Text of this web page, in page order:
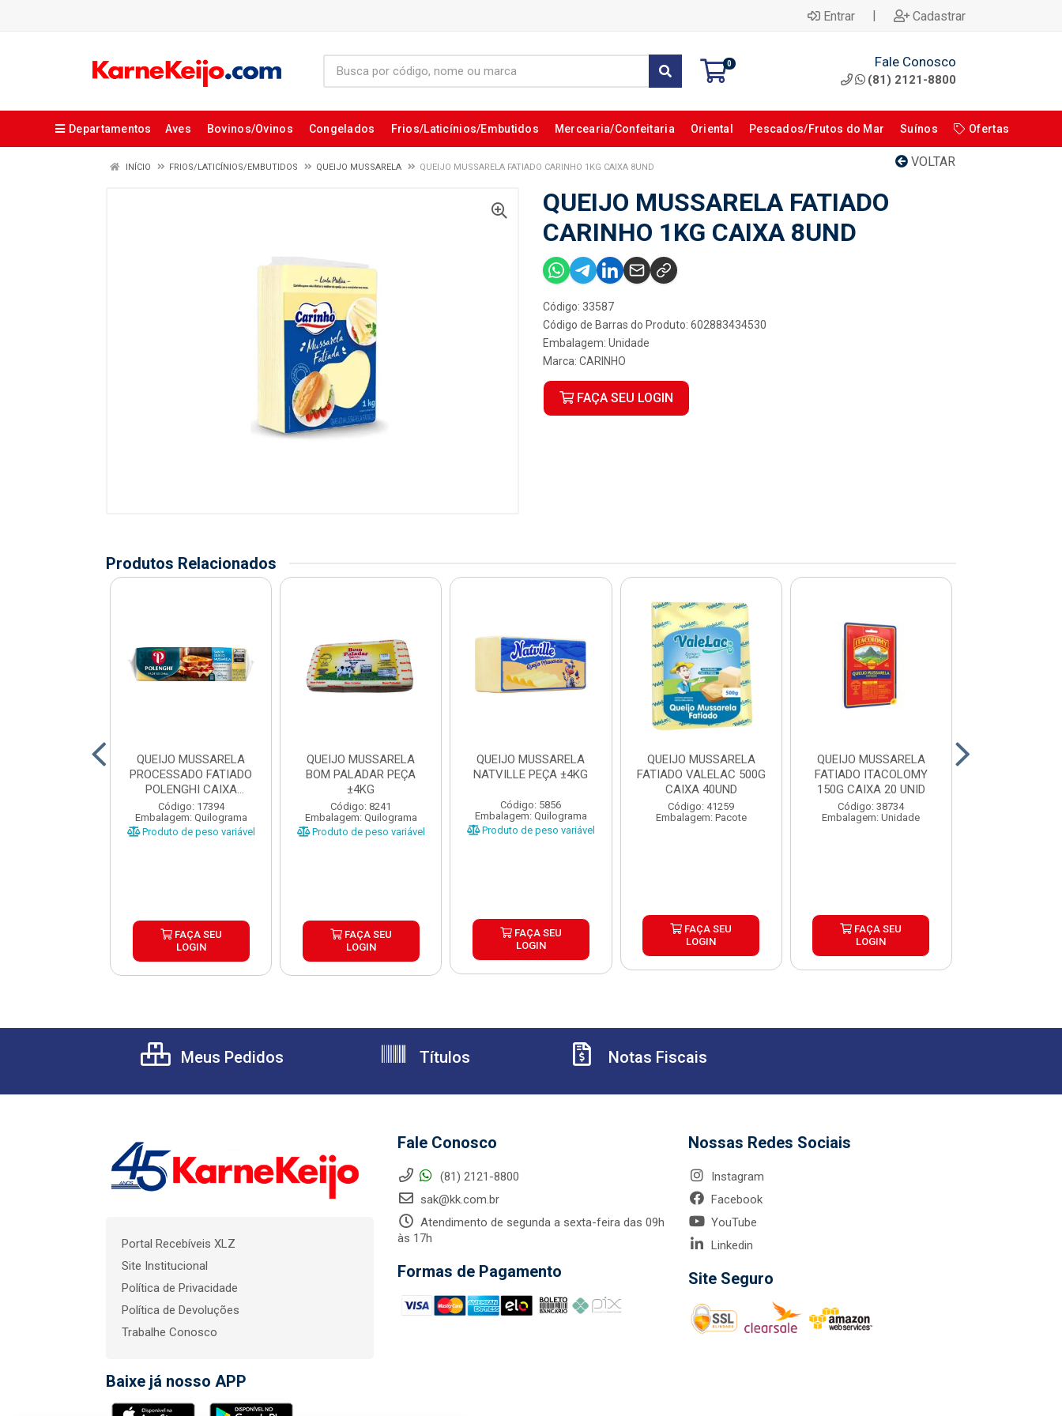
Entrar | Cadastrar
0 Fale Conosco
(81) 2121-8800
Departamentos Aves Bovinos/Ovinos Congelados Frios/Laticínios/Embutidos Mercearia/Confeitaria Oriental Pescados/Frutos do Mar Suínos Ofertas
VOLTAR
INÍCIO FRIOS/LATICÍNIOS/EMBUTIDOS QUEIJO MUSSARELA QUEIJO MUSSARELA FATIADO CARINHO 1KG CAIXA 8UND
QUEIJO MUSSARELA FATIADO
CARINHO 1KG CAIXA 8UND
Código: 33587
Código de Barras do Produto: 602883434530
Embalagem: Unidade
Marca: CARINHO
FAÇA SEU LOGIN
Produtos Relacionados
QUEIJO MUSSARELA
PROCESSADO FATIADO
POLENGHI CAIXA
4X2,73KG ...
Código: 17394
Embalagem: Quilograma
Produto de peso variável
FAÇA SEU
LOGIN
QUEIJO MUSSARELA
BOM PALADAR PEÇA
±4KG
Código: 8241
Embalagem: Quilograma
Produto de peso variável
FAÇA SEU
LOGIN
QUEIJO MUSSARELA
NATVILLE PEÇA ±4KG
Código: 5856
Embalagem: Quilograma
Produto de peso variável
FAÇA SEU
LOGIN
QUEIJO MUSSARELA
FATIADO VALELAC 500G
CAIXA 40UND
Código: 41259
Embalagem: Pacote
FAÇA SEU
LOGIN
QUEIJO MUSSARELA
FATIADO ITACOLOMY
150G CAIXA 20 UNID
Código: 38734
Embalagem: Unidade
FAÇA SEU
LOGIN
Meus Pedidos Títulos Notas Fiscais
Portal Recebíveis XLZ
Site Institucional
Política de Privacidade
Política de Devoluções
Trabalhe Conosco
Baixe já nosso APP
Fale Conosco
(81) 2121-8800
sak@kk.com.br
Atendimento de segunda a sexta-feira das 09h
às 17h
Formas de Pagamento
Nossas Redes Sociais
Instagram
Facebook
YouTube
Linkedin
Site Seguro